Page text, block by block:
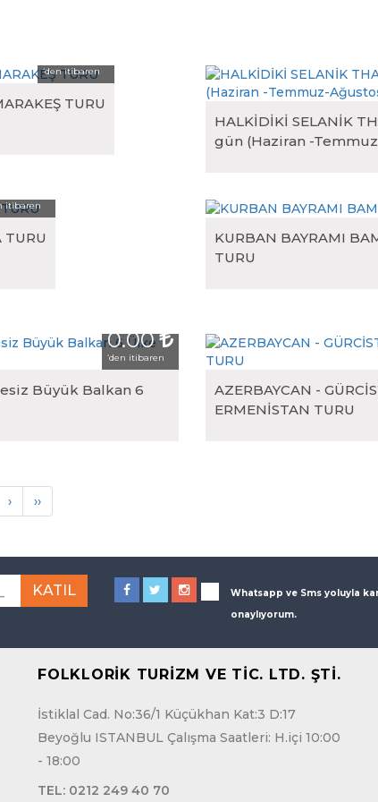
Bisiklet Turları
‘den itibaren
TURU
HALKİDİKİ SELANİK
gün (Haziran -
itibaren
TURU
KURBAN BAYRAMI
TURU
0.00
‘den itibaren
Büyük Balkan 6
AZERBAYCAN -
ERMENİSTAN TURU
› ››
Whatsapp ve Sms yoluyla
onaylıyorum.
FOLKLORİK TURİZM VE TİC. LTD. ŞTİ.
İstiklal Cad. No:36/1 Küçükhan Kat:3 D:17
Beyoğlu ISTANBUL Çalışma Saatleri: H.içi 10:00
- 18:00
TEL: 0212 249 40 70